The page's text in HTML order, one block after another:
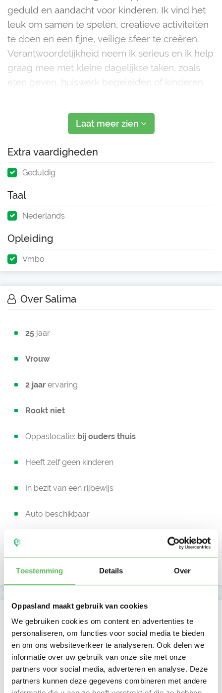
Toestemming Details Over
Oppasland maakt gebruik van cookies
We gebruiken cookies om content en advertenties te
personaliseren, om functies voor social media te bieden
en om ons websiteverkeer te analyseren. Ook delen we
informatie over uw gebruik van onze site met onze
partners voor social media, adverteren en analyse. Deze
partners kunnen deze gegevens combineren met andere
geduld en aandacht voor kinderen. Ik vind het
leuk om samen te spelen, creatieve activiteiten
te doen en een fijne, veilige sfeer te creëren.
Verantwoordelijkheid neem ik serieus en ik help
graag mee met kleine dagelijkse taken, zoals
eten geven, huiswerk begeleiden of kinderen
rekenen als een rustige, vriendelijke en be
Laat meer zien
Extra vaardigheden
Geduldig
Taal
Nederlands
Opleiding
Vmbo
Over Salima
25 jaar
Vrouw
2 jaar ervaring
Rookt niet
Oppaslocatie: bij ouders thuis
Heeft zelf geen kinderen
In bezit van een rijbewijs
Auto beschikbaar
Uurtarief: Account only
Kan oppassen op
Ma Di Wo Do Vr Za
Zo
Ochtend
Middag
Namiddag
Avond
Nacht
NIEUW